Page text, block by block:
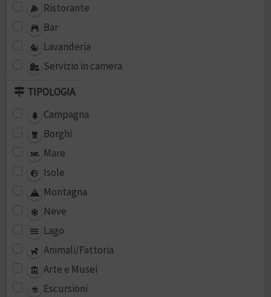
Ristorante
Bar
Lavanderia
Servizio in camera
TIPOLOGIA
Campagna
Borghi
Mare
Isole
Montagna
Neve
Lago
Animali/Fattoria
Arte e Musei
Escursioni